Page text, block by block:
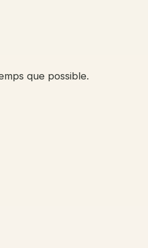
que possible.